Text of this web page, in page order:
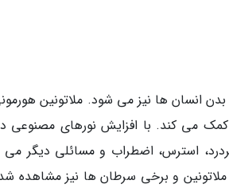
انسان ها نیز می شود. ملاتونین
می کند. با افزایش نورهای مصنوعی
استرس، اضطراب و مسائلی دیگر
و برخی سرطان ها نیز مشاهده